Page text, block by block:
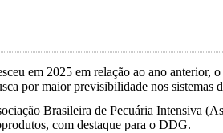
em 2025 em relação ao ano anterior,
por maior previsibilidade nos sistemas
Brasileira de Pecuária Intensiva
com destaque para o DDG.